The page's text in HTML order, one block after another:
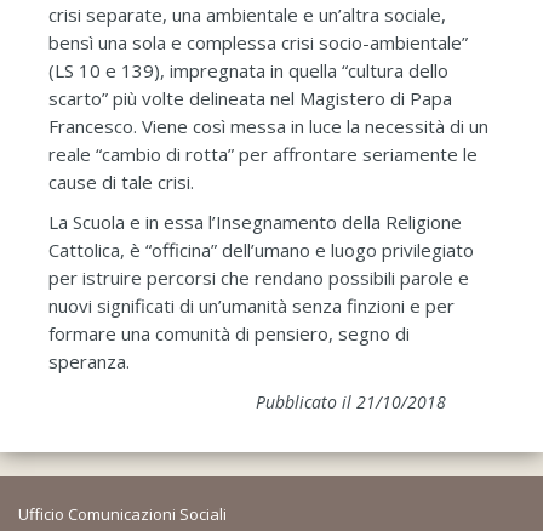
crisi separate, una ambientale e un’altra sociale,
bensì una sola e complessa crisi socio-ambientale”
(LS 10 e 139), impregnata in quella “cultura dello
scarto” più volte delineata nel Magistero di Papa
Francesco. Viene così messa in luce la necessità di un
reale “cambio di rotta” per affrontare seriamente le
cause di tale crisi.
La Scuola e in essa l’Insegnamento della Religione
Cattolica, è “officina” dell’umano e luogo privilegiato
per istruire percorsi che rendano possibili parole e
nuovi significati di un’umanità senza finzioni e per
formare una comunità di pensiero, segno di
speranza.
Pubblicato il 21/10/2018
Ufficio Comunicazioni Sociali